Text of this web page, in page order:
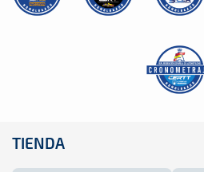
TIENDA